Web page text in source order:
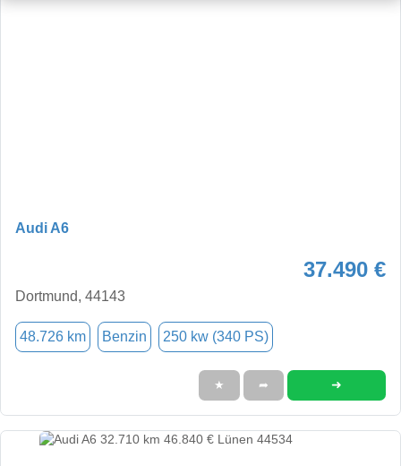
Audi A6
37.490 €
Dortmund, 44143
48.726 km Benzin 250 kw (340 PS)
★ ➦ ➜